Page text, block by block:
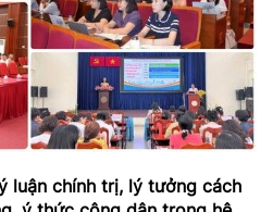
luận chính trị, lý tưởng cách